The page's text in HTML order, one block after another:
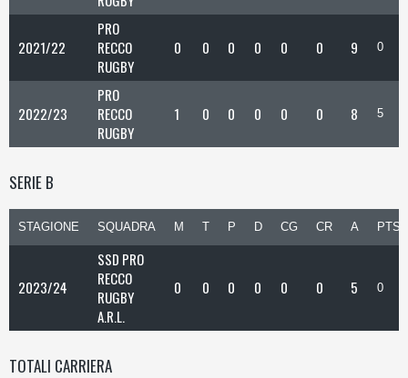
2021/22
PRO
RECCO
RUGBY
0 0 0 0 0 0 9 0
2022/23
PRO
RECCO
RUGBY
1 0 0 0 0 0 8 5
SERIE B
STAGIONE SQUADRA M T P D CG CR A PTS
2023/24
SSD PRO
RECCO
RUGBY
A.R.L.
0 0 0 0 0 0 5 0
TOTALI CARRIERA